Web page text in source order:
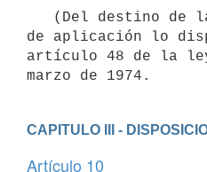
de aplicación lo
artículo 48 de la
CAPITULO III -
Artículo 10